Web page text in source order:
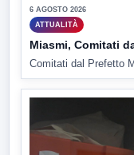
6 AGOSTO 2026
ATTUALITÀ
Miasmi, Comitati
Comitati dal Prefetto